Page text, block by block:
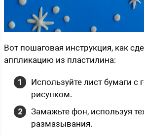
Вот пошаговая инструкция, как
аппликацию из пластилина:
Используйте лист бумаги с
рисунком.
Замажьте фон, используя
размазывания.